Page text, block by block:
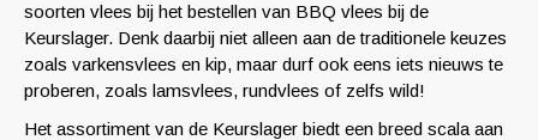
soorten vlees bij het bestellen van BBQ vlees bij de
Keurslager. Denk daarbij niet alleen aan de traditionele keuzes
zoals varkensvlees en kip, maar durf ook eens iets nieuws te
proberen, zoals lamsvlees, rundvlees of zelfs wild!
Het assortiment van de Keurslager biedt een breed scala aan